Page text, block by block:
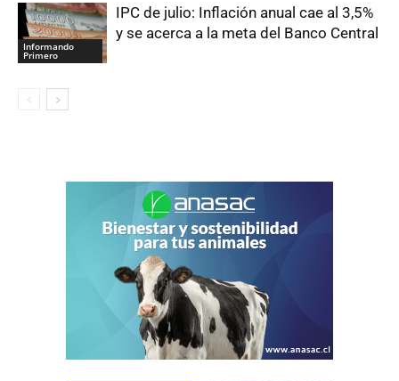
Informando
Primero
IPC de julio: Inflación anual cae al 3,5%
y se acerca a la meta del Banco Central